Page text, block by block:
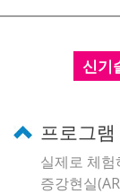
신기
프로그램
실제로 체
증강현실